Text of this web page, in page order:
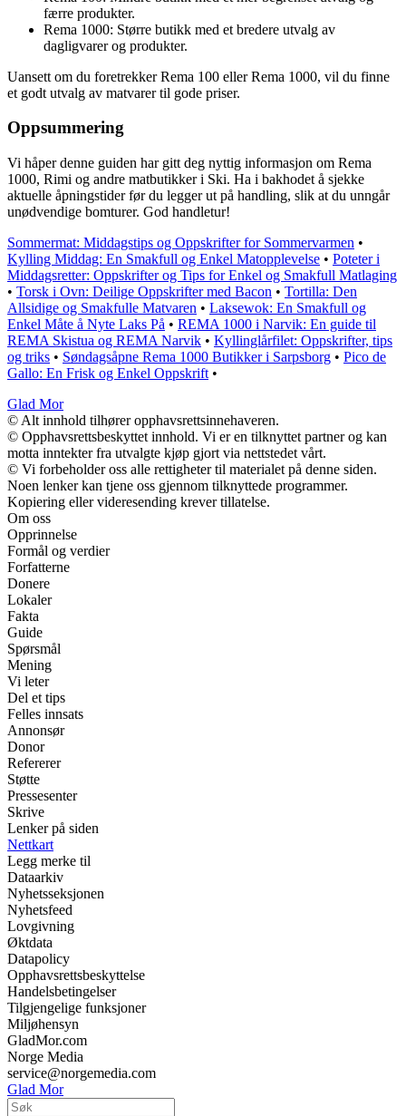
færre produkter.
Rema 1000: Større butikk med et bredere utvalg av
dagligvarer og produkter.
Uansett om du foretrekker Rema 100 eller Rema 1000, vil du finne
et godt utvalg av matvarer til gode priser.
Oppsummering
Vi håper denne guiden har gitt deg nyttig informasjon om Rema
1000, Rimi og andre matbutikker i Ski. Ha i bakhodet å sjekke
aktuelle åpningstider før du legger ut på handling, slik at du unngår
unødvendige bomturer. God handletur!
Sommermat: Middagstips og Oppskrifter for Sommervarmen •
Kylling Middag: En Smakfull og Enkel Matopplevelse • Poteter i
Middagsretter: Oppskrifter og Tips for Enkel og Smakfull Matlaging
• Torsk i Ovn: Deilige Oppskrifter med Bacon • Tortilla: Den
Allsidige og Smakfulle Matvaren • Laksewok: En Smakfull og
Enkel Måte å Nyte Laks På • REMA 1000 i Narvik: En guide til
REMA Skistua og REMA Narvik • Kyllinglårfilet: Oppskrifter, tips
og triks • Søndagsåpne Rema 1000 Butikker i Sarpsborg • Pico de
Gallo: En Frisk og Enkel Oppskrift •
Glad Mor
© Alt innhold tilhører opphavsrettsinnehaveren.
© Opphavsrettsbeskyttet innhold. Vi er en tilknyttet partner og kan
motta inntekter fra utvalgte kjøp gjort via nettstedet vårt.
© Vi forbeholder oss alle rettigheter til materialet på denne siden.
Noen lenker kan tjene oss gjennom tilknyttede programmer.
Kopiering eller videresending krever tillatelse.
Om oss
Opprinnelse
Formål og verdier
Forfatterne
Donere
Lokaler
Fakta
Guide
Spørsmål
Mening
Vi leter
Del et tips
Felles innsats
Annonsør
Donor
Refererer
Støtte
Pressesenter
Skrive
Lenker på siden
Nettkart
Legg merke til
Dataarkiv
Nyhetsseksjonen
Nyhetsfeed
Lovgivning
Øktdata
Datapolicy
Opphavsrettsbeskyttelse
Handelsbetingelser
Tilgjengelige funksjoner
Miljøhensyn
GladMor.com
Norge Media
service@norgemedia.com
Glad Mor